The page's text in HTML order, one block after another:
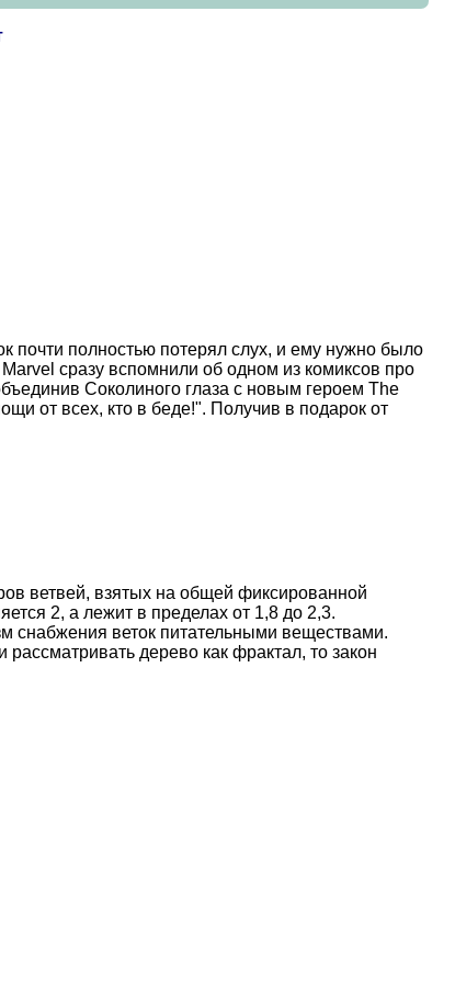
почти полностью потерял слух, и ему нужно было
сразу вспомнили об одном из комиксов про
Соколиного глаза с новым героем The
от всех, кто в беде!". Получив в подарок от
ветвей, взятых на общей фиксированной
2, а лежит в пределах от 1,8 до 2,3.
снабжения веток питательными веществами.
дерево как фрактал, то закон